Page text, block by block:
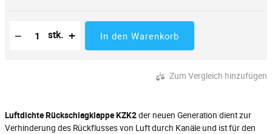
−
Reduzierung der Menge
Anzahl der Stücke
stk. + In den Warenkorb
Zum Vergleich hinzufügen
Luftdichte Rückschlagklappe KZK2der neuen Generation dient zur
Verhinderung des Rückflusses von Luft durch Kanäle und ist für den